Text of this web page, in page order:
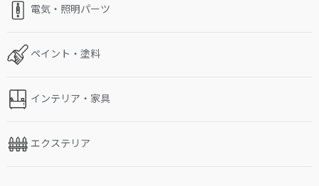
電気・照明パーツ
ペイント・塗料
インテリア・家具
エクステリア